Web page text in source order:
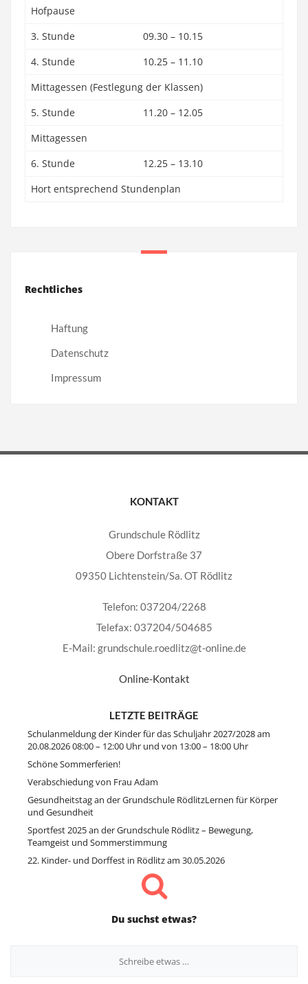
Hofpause
3. Stunde
09.30 – 10.15
4. Stunde
10.25 – 11.10
Mittagessen (Festlegung der Klassen)
5. Stunde
11.20 – 12.05
Mittagessen
6. Stunde
12.25 – 13.10
Hort entsprechend Stundenplan
Rechtliches
Haftung
Datenschutz
Impressum
KONTAKT
Grundschule Rödlitz
Obere Dorfstraße 37
09350 Lichtenstein/Sa. OT Rödlitz
Telefon: 037204/2268
Telefax: 037204/504685
E-Mail: grundschule.roedlitz@t-online.de
Online-Kontakt
LETZTE BEITRÄGE
Schulanmeldung der Kinder für das Schuljahr 2027/2028 am
20.08.2026 08:00 – 12:00 Uhr und von 13:00 – 18:00 Uhr
Schöne Sommerferien!
Verabschiedung von Frau Adam
Gesundheitstag an der Grundschule RödlitzLernen für Körper
und Gesundheit
Sportfest 2025 an der Grundschule Rödlitz – Bewegung,
Teamgeist und Sommerstimmung
22. Kinder- und Dorffest in Rödlitz am 30.05.2026
Du suchst etwas?